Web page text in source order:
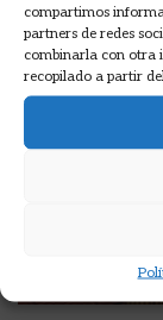
compartimos
partners de redes
combinarla con otra
recopilado a partir